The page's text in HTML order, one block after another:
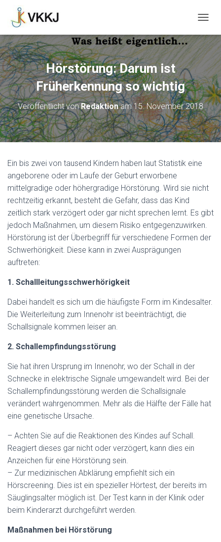
A
V
I
G
A
T
I
O
N
U
M
S
T
Hörstörung: Darum ist
Früherkennung so wichtig
Veröffentlicht vonRedaktionam15. November 2018
Ein bis zwei von tausend Kindern haben laut Statistik eine
angeborene oder im Laufe der Geburt erworbene
mittelgradige oder höhergradige Hörstörung. Wird sie nicht
rechtzeitig erkannt, besteht die Gefahr, dass das Kind
zeitlich stark verzögert oder gar nicht sprechen lernt. Es gibt
jedoch Maßnahmen, um diesem Risiko entgegenzuwirken.
Hörstörung ist der Überbegriff für verschiedene Formen der
Schwerhörigkeit. Diese kann in zwei Ausprägungen
auftreten:
1. Schallleitungsschwerhörigkeit
Dabei handelt es sich um die häufigste Form im Kindesalter.
Die Weiterleitung zum Innenohr ist beeinträchtigt, die
Schallsignale kommen leiser an.
2. Schallempfindungsstörung
Sie hat ihren Ursprung im Innenohr, wo der Schall in der
Schnecke in elektrische Signale umgewandelt wird. Bei der
Schallempfindungsstörung werden die Schallsignale
verändert wahrgenommen. Mehr als die Hälfte der Fälle hat
eine genetische Ursache.
– Achten Sie auf die Reaktionen des Kindes auf Schall.
Reagiert dieses gar nicht oder verzögert, kann dies ein
Anzeichen für eine Hörstörung sein.
– Zur medizinischen Abklärung empfiehlt sich ein
Hörscreening. Dies ist ein spezieller Hörtest, der bereits im
Säuglingsalter möglich ist. Der Test kann in der Klinik oder
beim Kinderarzt durchgeführt werden.
Maßnahmen bei Hörstörung